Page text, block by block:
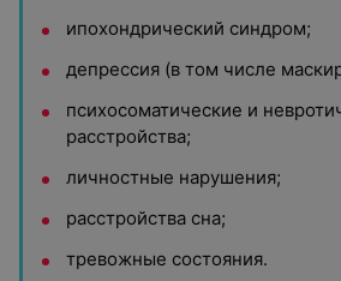
ипохондрический синдром;
депрессия (в том числе
психосоматические и
расстройства;
личностные нарушения;
расстройства сна;
тревожные состояния.